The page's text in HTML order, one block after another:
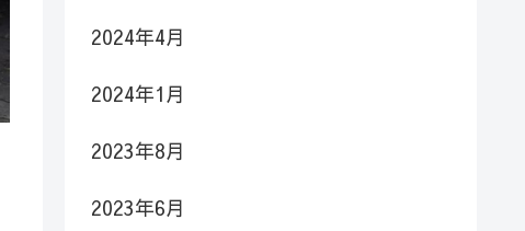
2024年4月
2024年1月
2023年8月
2023年6月